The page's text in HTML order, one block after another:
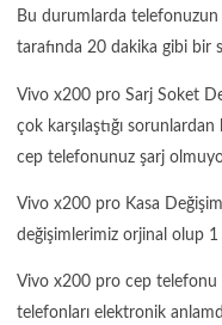
Bu durumlarda
tarafında 20 dakika gibi bir
Vivo x200 pro Sarj Soket
çok karşılaştığı
cep telefonunuz şarj
Vivo x200 pro Kasa
değişimlerimiz orjinal olup
Vivo x200 pro cep telefonu
telefonları elektronik